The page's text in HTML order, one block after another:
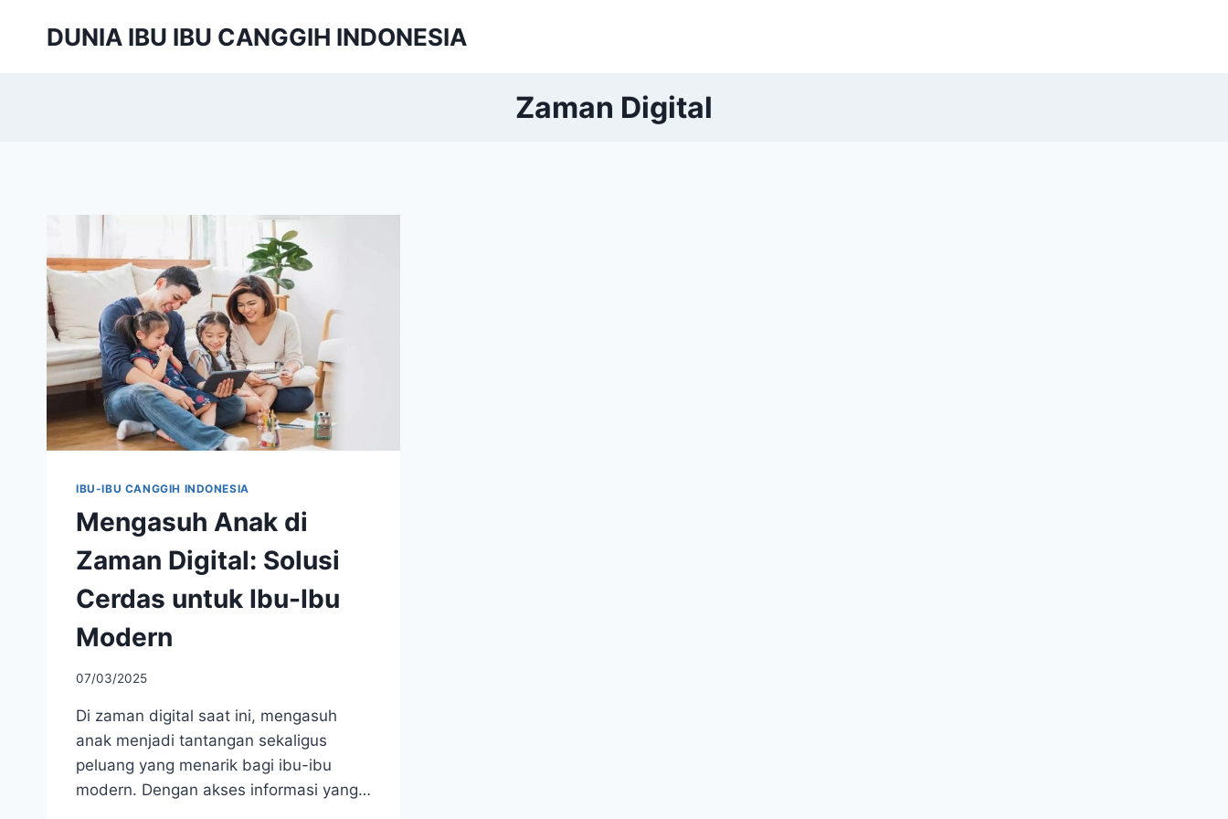
DUNIA IBU IBU CANGGIH INDONESIA
Zaman Digital
IBU-IBU CANGGIH INDONESIA
Mengasuh Anak di
Zaman Digital: Solusi
Cerdas untuk Ibu-Ibu
Modern
07/03/2025
Di zaman digital saat ini, mengasuh
anak menjadi tantangan sekaligus
peluang yang menarik bagi ibu-ibu
modern. Dengan akses informasi yang…